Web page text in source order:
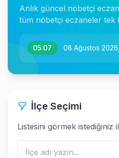
Anlık güncel nöbetçi
tüm nöbetçi eczaneler tek
05:07 08 Ağustos
İlçe Seçimi
Listesini görmek istediğiniz